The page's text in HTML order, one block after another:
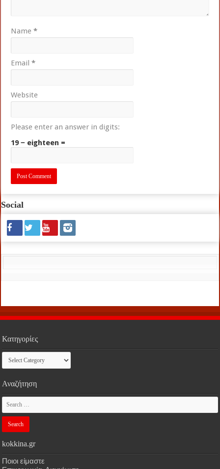
Name*
Email*
Website
Please enter an answer in digits:
19 − eighteen =
Social
Κατηγορίες
Κατηγορίες
Αναζήτηση
kokkina.gr
Ποιοι είμαστε